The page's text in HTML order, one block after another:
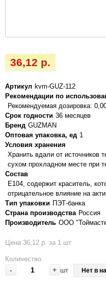
36,12 р.
Артикул kvm-GUZ-112
Рекомендации по
Рекомендуемая дозировка:
Срок годности 36 месяцев
Бренд GUZMAN
Оптовая упаковка, ед 1
Условия хранения
Хранить вдали от источников
сухом прохладном месте при
Состав
Е104, содержит краситель,
отрицательное влияние на
Тип упаковки ПЭТ-банка
Страна производства Россия
Производитель ООО
Цена 36,12 р. за 1 шт
Количество
- + шт Нет в